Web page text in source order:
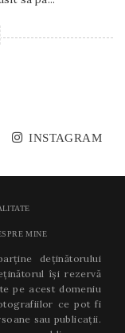
INSTAGRAM
MINE
deținătorului
își rezervă
pe acest domeniu
ce pot fi
sau publicații.